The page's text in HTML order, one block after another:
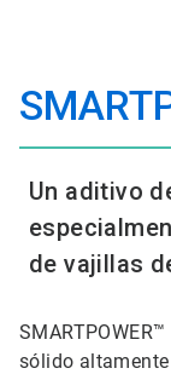
Un aditivo
de vajillas
sólido